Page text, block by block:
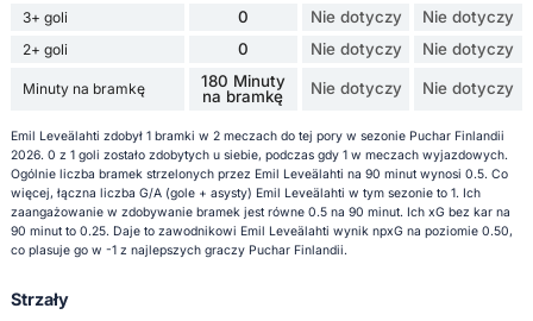
3+ goli 0 Nie dotyczy Nie dotyczy
2+ goli 0 Nie dotyczy Nie dotyczy
Minuty na bramkę
180 Minuty
na bramkę
Nie dotyczy Nie dotyczy
Emil Leveälahti zdobył 1 bramki w 2 meczach do tej pory w sezonie Puchar Finlandii
2026. 0 z 1 goli zostało zdobytych u siebie, podczas gdy 1 w meczach wyjazdowych.
Ogólnie liczba bramek strzelonych przez Emil Leveälahti na 90 minut wynosi 0.5. Co
więcej, łączna liczba G/A (gole + asysty) Emil Leveälahti w tym sezonie to 1. Ich
zaangażowanie w zdobywanie bramek jest równe 0.5 na 90 minut. Ich xG bez kar na
90 minut to 0.25. Daje to zawodnikowi Emil Leveälahti wynik npxG na poziomie 0.50,
co plasuje go w -1 z najlepszych graczy Puchar Finlandii.
Strzały